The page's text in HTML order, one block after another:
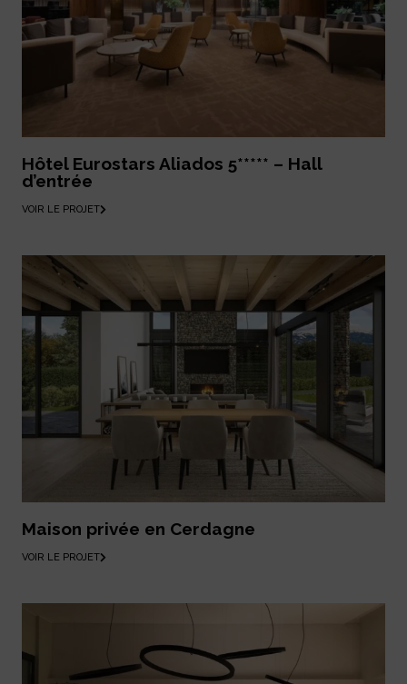
Hôtel Eurostars Aliados 5***** – Hall
d’entrée
VOIR LE PROJET
Maison privée en Cerdagne
VOIR LE PROJET